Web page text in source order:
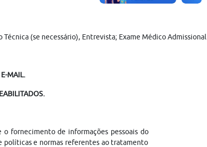
(se necessário), Entrevista; Exame Médico
MAIL.
fornecimento de informações pessoais do
políticas e normas referentes ao tratamento